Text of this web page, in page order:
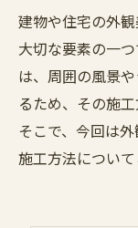
建物や住宅の外
大切な要素の一
は、周囲の風景
るため、その施
そこで、今回は
施工方法について